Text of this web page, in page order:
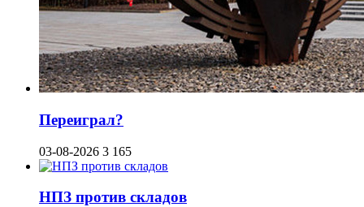
Переиграл?
03-08-2026 3 165
НПЗ против складов